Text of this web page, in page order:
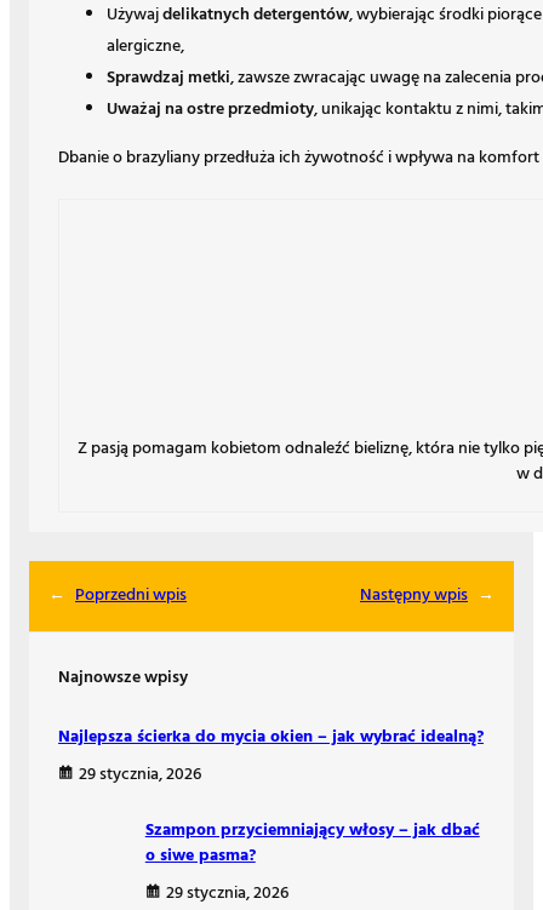
Używajdelikatnych detergentów, wybierając środki
alergiczne,
Sprawdzaj metki, zawsze zwracając uwagę na zalecenia
Uważaj na ostre przedmioty, unikając kontaktu z nimi,
Dbanie o brazyliany przedłuża ich żywotność i wpływa na
Z pasją pomagam kobietom odnaleźć bieliznę, która nie tylko
w
← Poprzedni wpis Następny wpis →
Najnowsze wpisy
Najlepsza ścierka do mycia okien – jak wybrać idealną?
29 stycznia, 2026
Szampon przyciemniający włosy – jak dbać
o siwe pasma?
29 stycznia, 2026